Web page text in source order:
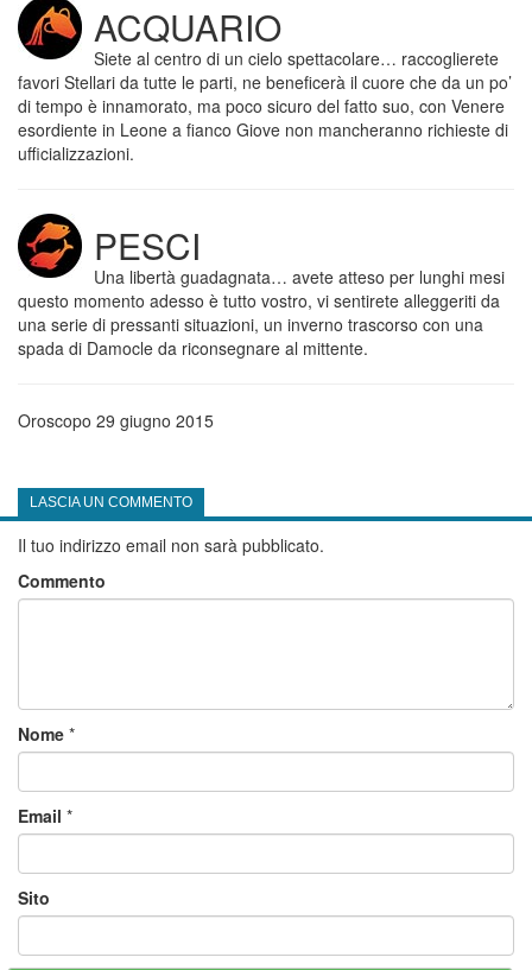
ACQUARIO
Siete al centro di un cielo spettacolare… raccoglierete
favori Stellari da tutte le parti, ne beneficerà il cuore che da un po’
di tempo è innamorato, ma poco sicuro del fatto suo, con Venere
esordiente in Leone a fianco Giove non mancheranno richieste di
ufficializzazioni.
PESCI
Una libertà guadagnata… avete atteso per lunghi mesi
questo momento adesso è tutto vostro, vi sentirete alleggeriti da
una serie di pressanti situazioni, un inverno trascorso con una
spada di Damocle da riconsegnare al mittente.
Oroscopo 29 giugno 2015
LASCIA UN COMMENTO
Il tuo indirizzo email non sarà pubblicato.
Commento
Nome *
Email *
Sito